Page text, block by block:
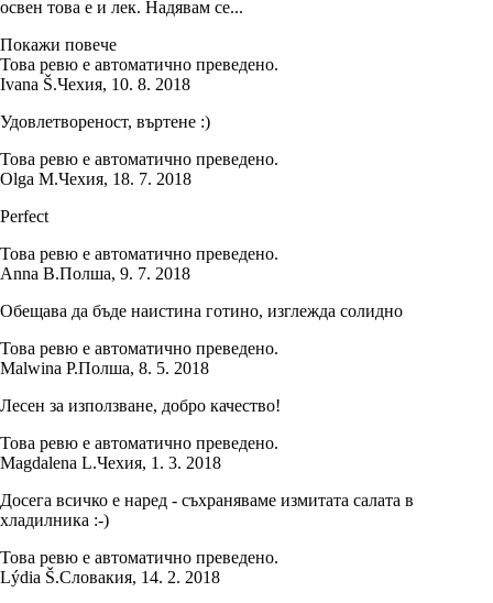
освен това е и лек. Надявам се...
Покажи повече
Това ревю е автоматично преведено.
Ivana Š.Чехия, 10. 8. 2018
Удовлетвореност, въртене :)
Това ревю е автоматично преведено.
Olga M.Чехия, 18. 7. 2018
Perfect
Това ревю е автоматично преведено.
Anna B.Полша, 9. 7. 2018
Обещава да бъде наистина готино, изглежда солидно
Това ревю е автоматично преведено.
Malwina P.Полша, 8. 5. 2018
Лесен за използване, добро качество!
Това ревю е автоматично преведено.
Magdalena L.Чехия, 1. 3. 2018
Досега всичко е наред - съхраняваме измитата салата в
хладилника :-)
Това ревю е автоматично преведено.
Lýdia Š.Словакия, 14. 2. 2018